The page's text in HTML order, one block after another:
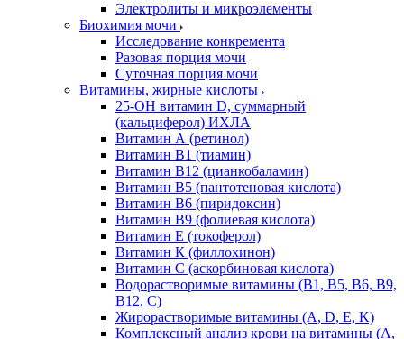
Электролиты и микроэлементы
Биохимия мочи
Исследование конкремента
Разовая порция мочи
Суточная порция мочи
Витамины, жирные кислоты
25-OH витамин D, суммарный
(кальциферол) ИХЛА
Витамин А (ретинол)
Витамин В1 (тиамин)
Витамин В12 (цианкобаламин)
Витамин В5 (пантотеновая кислота)
Витамин В6 (пиридоксин)
Витамин В9 (фолиевая кислота)
Витамин Е (токоферол)
Витамин К (филлохинон)
Витамин С (аскорбиновая кислота)
Водорастворимые витамины (B1, B5, B6, В9,
В12, С)
Жирорастворимые витамины (A, D, E, K)
Комплексный анализ крови на витамины (A,